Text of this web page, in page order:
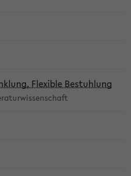
Flexible Bestuhlung